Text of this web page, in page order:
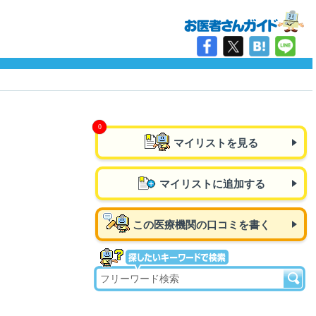
マイリストを見る
マイリストに追加する
この医療機関の口コミを書く